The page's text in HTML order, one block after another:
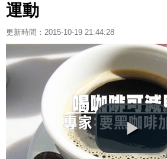
運動
更新時間：2015-10-19 21:44:28